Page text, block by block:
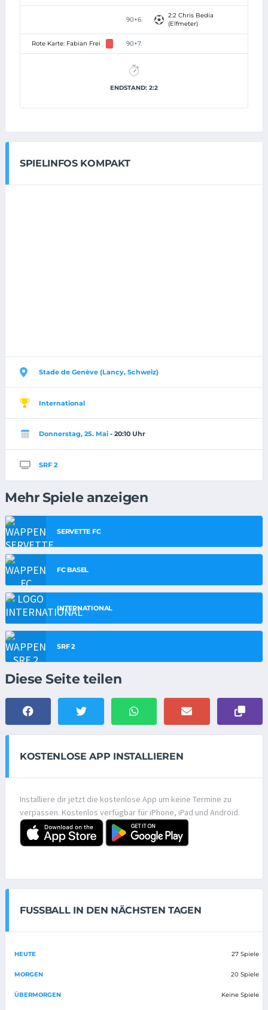
90+6.
2:2 Chris Bedia
(Elfmeter)
Rote Karte: Fabian Frei 90+7.
ENDSTAND: 2:2
SPIELINFOS KOMPAKT
Stade de Genève (Lancy, Schweiz)
International
Donnerstag, 25. Mai - 20:10 Uhr
SRF 2
Mehr Spiele anzeigen
SERVETTE FC
FC BASEL
INTERNATIONAL
SRF 2
Diese Seite teilen
KOSTENLOSE APP INSTALLIEREN
Installiere dir jetzt die kostenlose App um keine Termine zu
verpassen. Kostenlos verfügbar für iPhone, iPad und Android.
FUSSBALL IN DEN NÄCHSTEN TAGEN
HEUTE 27 Spiele
MORGEN 20 Spiele
ÜBERMORGEN Keine Spiele